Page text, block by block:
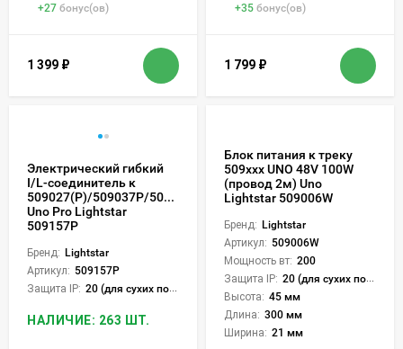
+27 бонус(ов)
1 399 ₽
+35 бонус(ов)
1 799 ₽
Электрический гибкий
I/L-соединитель к
509027(P)/509037P/509227(P)/509237P
Uno Pro Lightstar
509157P
Бренд: Lightstar
Артикул: 509157P
Защита IP: 20 (для сухих пом.)
НАЛИЧИЕ: 263 ШТ.
Блок питания к треку
509ххх UNO 48V 100W
(провод 2м) Uno
Lightstar 509006W
Бренд: Lightstar
Артикул: 509006W
Мощность вт: 200
Защита IP: 20 (для сухих пом.)
Высота: 45 мм
Длина: 300 мм
Ширина: 21 мм